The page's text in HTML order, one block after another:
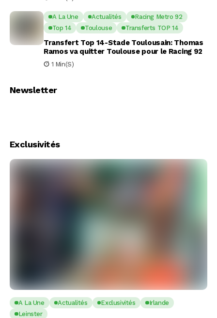
A La Une Actualités
Racing Metro 92
Top 14
Toulouse Transferts TOP 14
Transfert Top 14-Stade Toulousain: Thomas
Ramos va quitter Toulouse pour le Racing 92
1 Min(s)
Newsletter
Exclusivités
A La Une Actualités Exclusivités
Irlande
Leinster